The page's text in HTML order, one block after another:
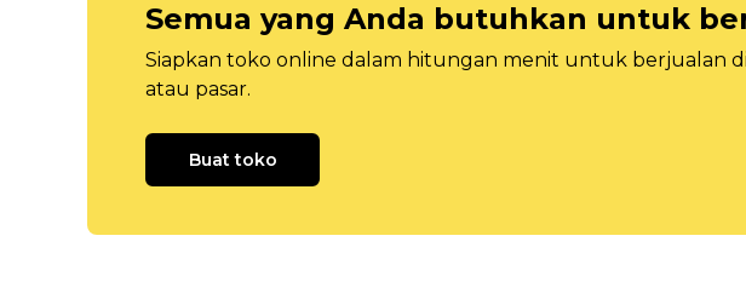
Semua yang Anda butuhkan untuk
Siapkan toko online dalam hitungan menit untuk berjualan di
atau pasar.
Buat toko